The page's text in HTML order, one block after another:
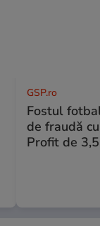
GSP.ro
Fostul
de fraudă
Profit de